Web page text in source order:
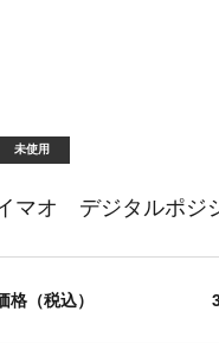
未使用
マオ デジタルポジ
格（税込）